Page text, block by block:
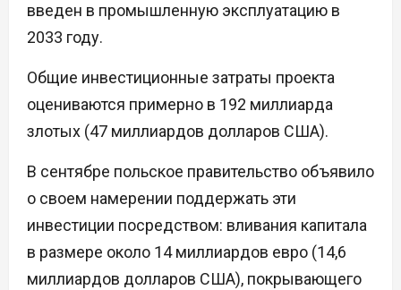
введен в промышленную эксплуатацию в
2033 году.
Общие инвестиционные затраты проекта
оцениваются примерно в 192 миллиарда
злотых (47 миллиардов долларов США).
В сентябре польское правительство объявило
о своем намерении поддержать эти
инвестиции посредством: вливания капитала
в размере около 14 миллиардов евро (14,6
миллиардов долларов США), покрывающего